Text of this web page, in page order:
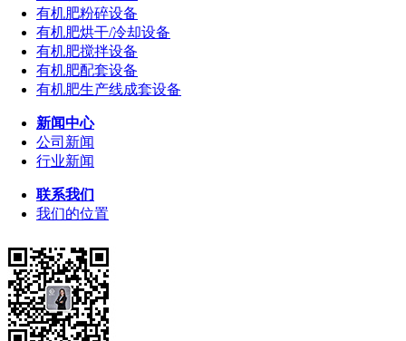
有机肥粉碎设备
有机肥烘干/冷却设备
有机肥搅拌设备
有机肥配套设备
有机肥生产线成套设备
新闻中心
公司新闻
行业新闻
联系我们
我们的位置